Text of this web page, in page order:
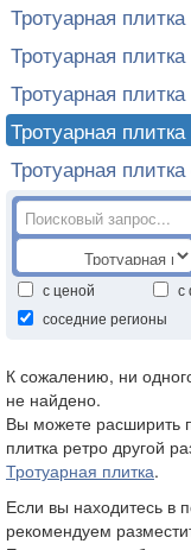
Тротуарная
Тротуарная
Тротуарная
Тротуарная плитка
Тротуарная
с ценой с
соседние регионы
К сожалению, ни
не найдено.
Вы можете расширить
плитка ретро другой
Тротуарная плитка.
Если вы находитесь в
рекомендуем